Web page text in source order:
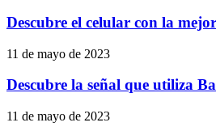
Descubre el celular con la
11 de mayo de 2023
Descubre la señal que utiliza
11 de mayo de 2023